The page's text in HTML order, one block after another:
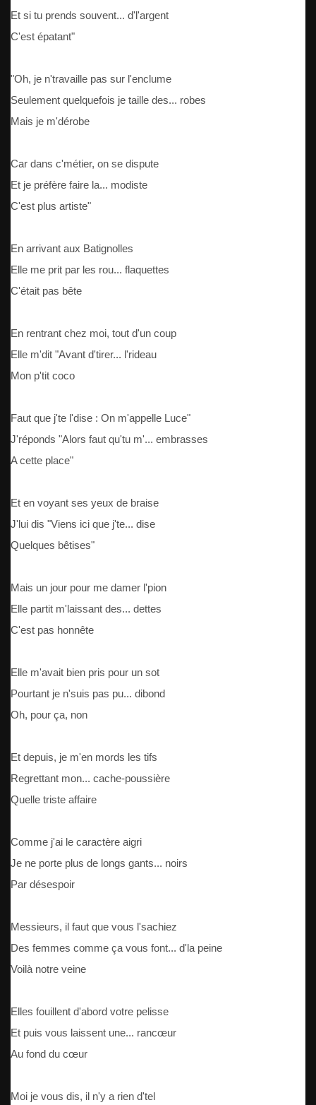
Et si tu prends souvent... d'l'argent
C'est épatant"
"Oh, je n'travaille pas sur l'enclume
Seulement quelquefois je taille des... robes
Mais je m'dérobe
Car dans c'métier, on se dispute
Et je préfère faire la... modiste
C'est plus artiste"
En arrivant aux Batignolles
Elle me prit par les rou... flaquettes
C'était pas bête
En rentrant chez moi, tout d'un coup
Elle m'dit "Avant d'tirer... l'rideau
Mon p'tit coco
Faut que j'te l'dise : On m'appelle Luce"
J'réponds "Alors faut qu'tu m'... embrasses
A cette place"
Et en voyant ses yeux de braise
J'lui dis "Viens ici que j'te... dise
Quelques bêtises"
Mais un jour pour me damer l'pion
Elle partit m'laissant des... dettes
C'est pas honnête
Elle m'avait bien pris pour un sot
Pourtant je n'suis pas pu... dibond
Oh, pour ça, non
Et depuis, je m'en mords les tifs
Regrettant mon... cache-poussière
Quelle triste affaire
Comme j'ai le caractère aigri
Je ne porte plus de longs gants... noirs
Par désespoir
Messieurs, il faut que vous l'sachiez
Des femmes comme ça vous font... d'la peine
Voilà notre veine
Elles fouillent d'abord votre pelisse
Et puis vous laissent une... rancœur
Au fond du cœur
Moi je vous dis, il n'y a rien d'tel